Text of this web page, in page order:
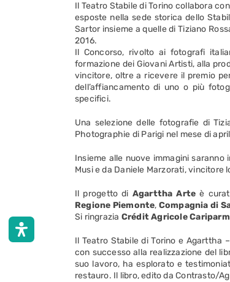
Il Teatro Stabile di Torino collabora
esposte nella sede storica dello
Sartor insieme a quelle di Tiziano
2016.
Il Concorso, rivolto ai fotografi
formazione dei Giovani Artisti, alla
vincitore, oltre a ricevere il premio
dell’affiancamento di uno o più
specifici.
Una selezione delle fotografie di
Photographie di Parigi nel mese di
Insieme alle nuove immagini
Musi e da Daniele Marzorati, vincitore
Il progetto di Agarttha Arte è
Regione Piemonte, Compagnia di
Si ringrazia Crédit Agricole
Il Teatro Stabile di Torino e Agarttha
con successo alla realizzazione del
suo lavoro, ha esplorato e
restauro. Il libro, edito da Contrasto/